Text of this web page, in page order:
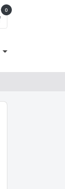
0
Coș de